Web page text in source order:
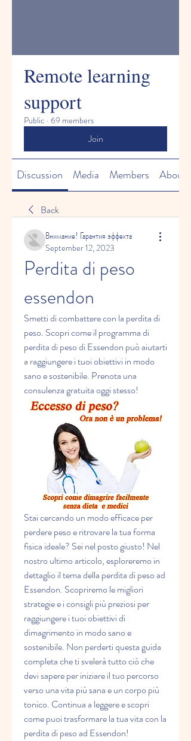
Remote learning
support
Public · 69 members
Join
Discussion Media Members About
Back
Внимание! Гарантия эффекта
September 12, 2023
Perdita di peso
essendon
Smetti di combattere con la perdita di
peso. Scopri come il programma di
perdita di peso di Essendon può aiutarti
a raggiungere i tuoi obiettivi in modo
sano e sostenibile. Prenota una
consulenza gratuita oggi stesso!
Stai cercando un modo efficace per
perdere peso e ritrovare la tua forma
fisica ideale? Sei nel posto giusto! Nel
nostro ultimo articolo, esploreremo in
dettaglio il tema della perdita di peso ad
Essendon. Scopriremo le migliori
strategie e i consigli più preziosi per
raggiungere i tuoi obiettivi di
dimagrimento in modo sano e
sostenibile. Non perderti questa guida
completa che ti svelerà tutto ciò che
devi sapere per iniziare il tuo percorso
verso una vita più sana e un corpo più
tonico. Continua a leggere e scopri
come puoi trasformare la tua vita con la
perdita di peso ad Essendon!